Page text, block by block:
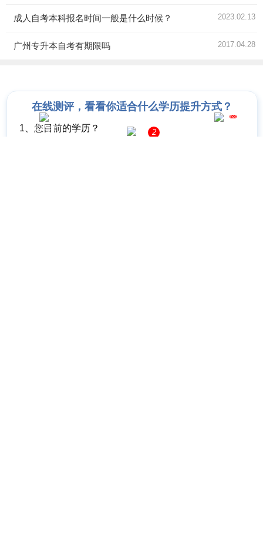
成人自考本科报名时间一般是什么时候？ 2023.02.13
广州专升本自考有期限吗 2017.04.28
在线测评，看看你适合什么学历提升方式？
1、您目前的学历？
网站导航 2
hot